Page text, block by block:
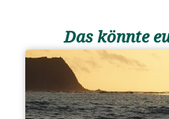
Das könnte